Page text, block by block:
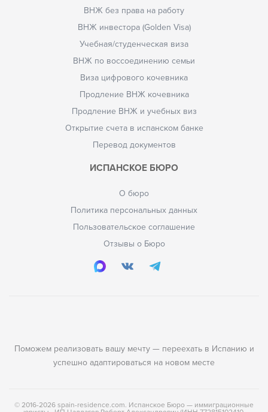
ВНЖ без права на работу
ВНЖ инвестора (Golden Visa)
Учебная/студенческая виза
ВНЖ по воссоединению семьи
Виза цифрового кочевника
Продление ВНЖ кочевника
Продление ВНЖ и учебных виз
Открытие счета в испанском банке
Перевод документов
ИСПАНСКОЕ БЮРО
О бюро
Политика персональных данных
Пользовательское соглашение
Отзывы о Бюро
Поможем реализовать вашу мечту — переехать в Испанию и
успешно адаптироваться на новом месте
© 2016-2026 spain-residence.com. Испанское Бюро — иммиграционные